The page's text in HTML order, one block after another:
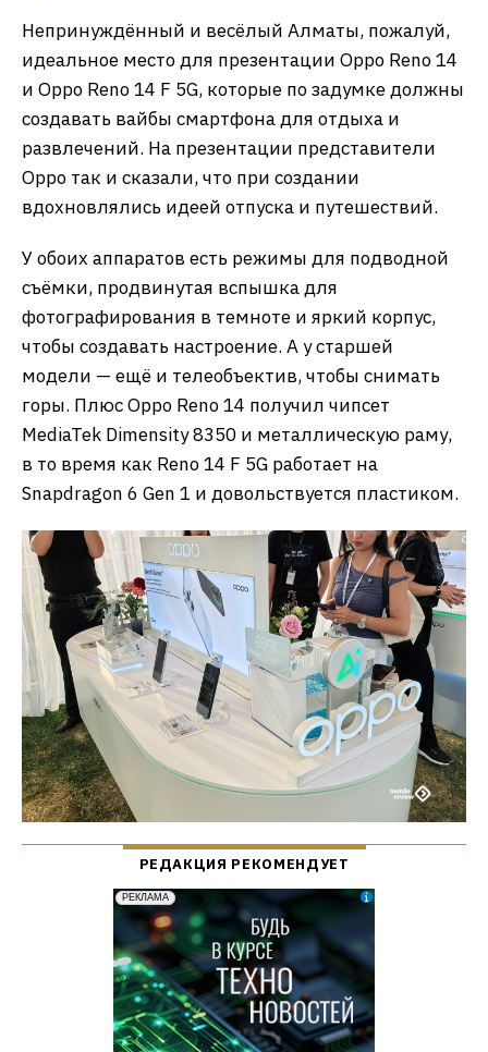
Непринуждённый и весёлый Алматы, пожалуй,
идеальное место для презентации Oppo Reno 14
и Oppo Reno 14 F 5G, которые по задумке должны
создавать вайбы смартфона для отдыха и
развлечений. На презентации представители
Oppo так и сказали, что при создании
вдохновлялись идеей отпуска и путешествий.
У обоих аппаратов есть режимы для подводной
съёмки, продвинутая вспышка для
фотографирования в темноте и яркий корпус,
чтобы создавать настроение. А у старшей
модели — ещё и телеобъектив, чтобы снимать
горы. Плюс Oppo Reno 14 получил чипсет
MediaTek Dimensity 8350 и металлическую раму,
в то время как Reno 14 F 5G работает на
Snapdragon 6 Gen 1 и довольствуется пластиком.